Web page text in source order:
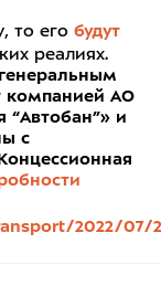
то его будут
реалиях.
компанией АО
и
с
2022/07/